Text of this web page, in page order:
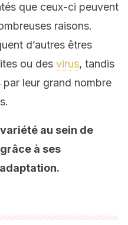
que ceux-ci peuvent
raisons.
d’autres êtres
ou des virus, tandis
par leur grand nombre
au sein de
à ses